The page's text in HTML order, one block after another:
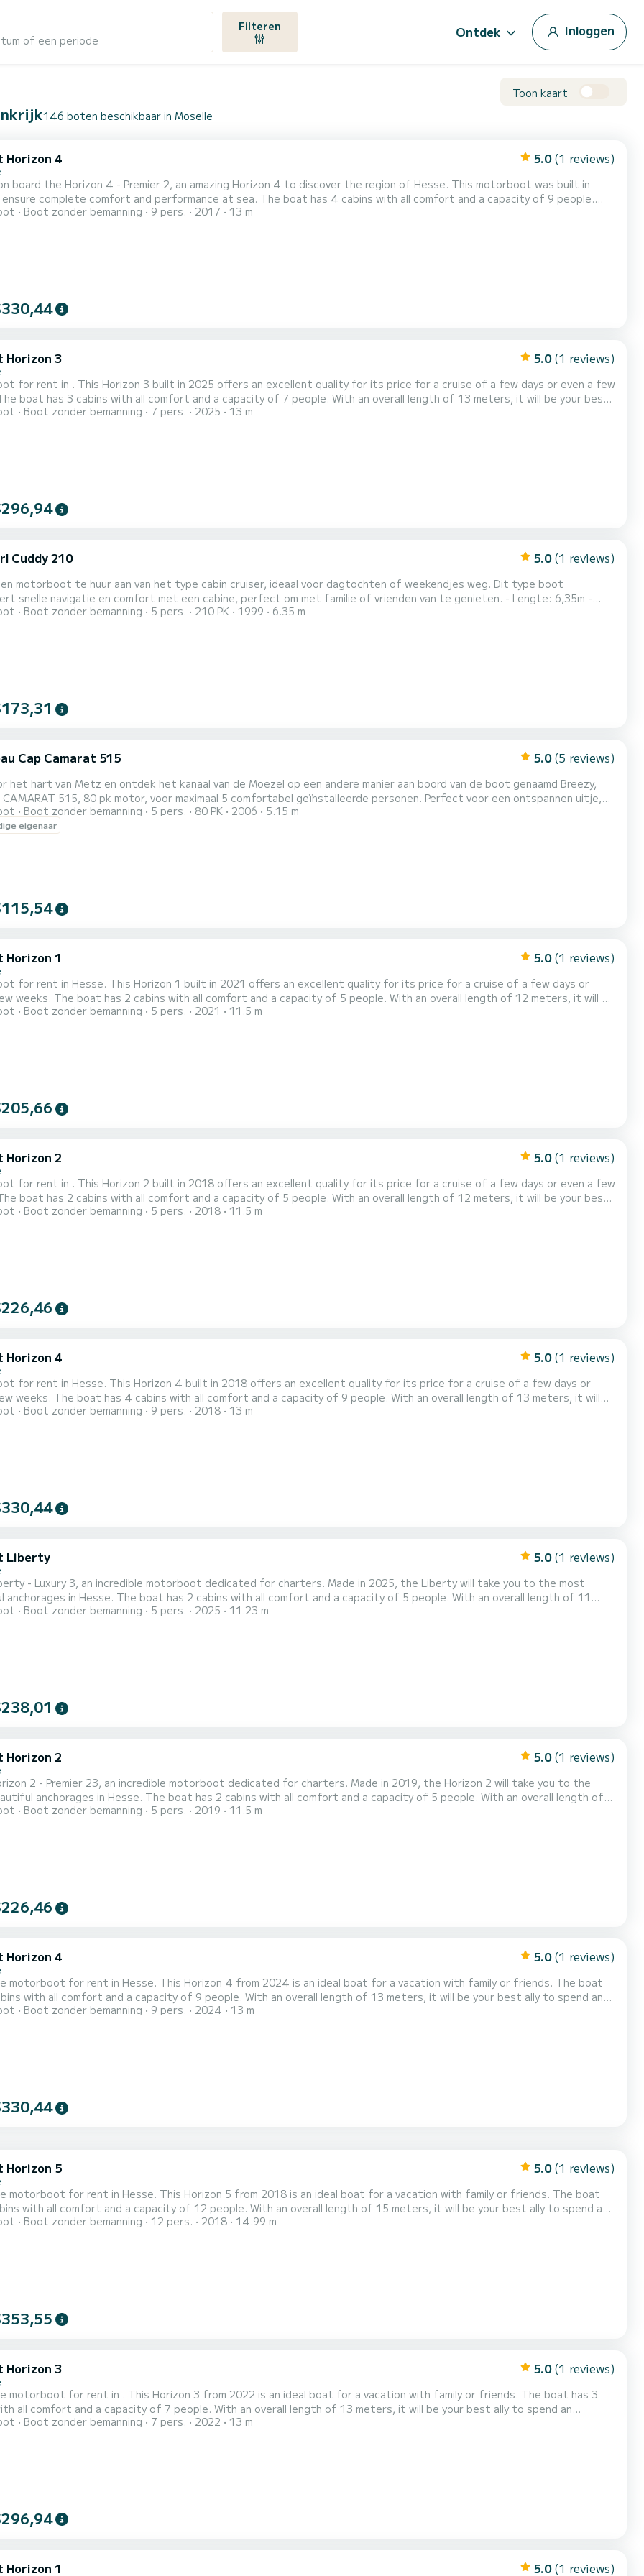
of een periode
Filteren Ontdek Inloggen
Toon kaart
146 boten beschikbaar in Moselle
Horizon 4 5.0 (1 reviews)
board the Horizon 4 - Premier 2, an amazing Horizon 4 to discover the region of Hesse. This motorboot was built in
comfort and performance at sea. The boat has 4 cabins with all comfort and a capacity of 9 people.
length of 13 meters, it will be your best ally to spend an exceptional vacation on the water in the surroundings of
Boot zonder bemanning 9 pers. 2017 13 m
Horizon 3 5.0 (1 reviews)
for rent in . This Horizon 3 built in 2025 offers an excellent quality for its price for a cruise of a few days or even a few
exceptional vacation on the water in the surroundings of Voor uw comfort heeft Horizon 3 - Premier 25 3
Boot zonder bemanning 7 pers. 2025 13 m
Cuddy 210 5.0 (1 reviews)
motorboot te huur aan van het type cabin cruiser, ideaal voor dagtochten of weekendjes weg. Dit type boot
snelle navigatie en comfort met een cabine, perfect om met familie of vrienden van te genieten. - Lengte: 6,35m -
210 pk (Volvo Penta) - Capaciteit: tot 7 personen - Cabine: slaapgelegenheid voor 2 personen - Goed
Boot zonder bemanning 5 pers. 210 PK 1999 6.35 m
Cap Camarat 515 5.0 (5 reviews)
het hart van Metz en ontdek het kanaal van de Moezel op een andere manier aan boord van de boot genaamd Breezy,
515, 80 pk motor, voor maximaal 5 comfortabel geïnstalleerde personen. Perfect voor een ontspannen uitje,
of vriendenuitje... met de mogelijkheid om watersportactiviteiten toe te voegen voor meer plezier. Geniet van een
Boot zonder bemanning 5 pers. 80 PK 2006 5.15 m
eigenaar
Horizon 1 5.0 (1 reviews)
for rent in Hesse. This Horizon 1 built in 2021 offers an excellent quality for its price for a cruise of a few days or
capacity of 5 people. With an overall length of 12 meters, it will be
to spend an exceptional vacation on the water in the surroundings of Hesse Voor uw comfort heeft Horizon 1 -
Boot zonder bemanning 5 pers. 2021 11.5 m
Horizon 2 5.0 (1 reviews)
for rent in . This Horizon 2 built in 2018 offers an excellent quality for its price for a cruise of a few days or even a few
exceptional vacation on the water in the surroundings of Voor uw comfort heeft Horizon 2 - Premier 18 2
Boot zonder bemanning 5 pers. 2018 11.5 m
Horizon 4 5.0 (1 reviews)
for rent in Hesse. This Horizon 4 built in 2018 offers an excellent quality for its price for a cruise of a few days or
a capacity of 9 people. With an overall length of 13 meters, it will
ally to spend an exceptional vacation on the water in the surroundings of Hesse Voor uw comfort heeft Horizon 4 -
Boot zonder bemanning 9 pers. 2018 13 m
Liberty 5.0 (1 reviews)
- Luxury 3, an incredible motorboot dedicated for charters. Made in 2025, the Liberty will take you to the most
boat has 2 cabins with all comfort and a capacity of 5 people. With an overall length of 11
be your best ally to spend an exceptional vacation on the water in the surroundings of Hesse Dit Liberty is
Boot zonder bemanning 5 pers. 2025 11.23 m
Horizon 2 5.0 (1 reviews)
2 - Premier 23, an incredible motorboot dedicated for charters. Made in 2019, the Horizon 2 will take you to the
The boat has 2 cabins with all comfort and a capacity of 5 people. With an overall length of
it will be your best ally to spend an exceptional vacation on the water in the surroundings of Hesse Voor uw comfort
Boot zonder bemanning 5 pers. 2019 11.5 m
Horizon 4 5.0 (1 reviews)
motorboot for rent in Hesse. This Horizon 4 from 2024 is an ideal boat for a vacation with family or friends. The boat
with all comfort and a capacity of 9 people. With an overall length of 13 meters, it will be your best ally to spend an
on the water in the surroundings of Hesse Dit Horizon 4 is uitgerust met4 toilets met douche. Het heeft
Boot zonder bemanning 9 pers. 2024 13 m
Horizon 5 5.0 (1 reviews)
motorboot for rent in Hesse. This Horizon 5 from 2018 is an ideal boat for a vacation with family or friends. The boat
with all comfort and a capacity of 12 people. With an overall length of 15 meters, it will be your best ally to spend an
on the water in the surroundings of Hesse Dit Horizon 5 is uitgerust met5 toilets met douche. Het heeft de
Boot zonder bemanning 12 pers. 2018 14.99 m
Horizon 3 5.0 (1 reviews)
motorboot for rent in . This Horizon 3 from 2022 is an ideal boat for a vacation with family or friends. The boat has 3
all comfort and a capacity of 7 people. With an overall length of 13 meters, it will be your best ally to spend an
on the water in the surroundings of Voor uw comfort heeft Horizon 3 - Premier 20 3 toiletten met douche
Boot zonder bemanning 7 pers. 2022 13 m
Horizon 1 5.0 (1 reviews)